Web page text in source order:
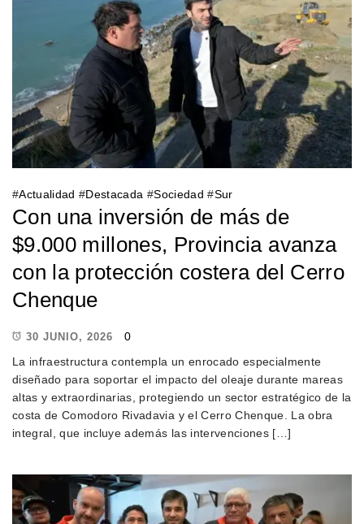
#Actualidad #Destacada #Sociedad #Sur
Con una inversión de más de
$9.000 millones, Provincia avanza
con la protección costera del Cerro
Chenque
30 JUNIO, 2026
0
La infraestructura contempla un enrocado especialmente
diseñado para soportar el impacto del oleaje durante mareas
altas y extraordinarias, protegiendo un sector estratégico de la
costa de Comodoro Rivadavia y el Cerro Chenque. La obra
integral, que incluye además las intervenciones […]